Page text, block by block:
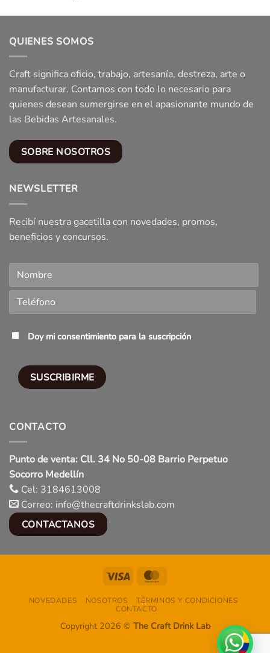
QUIENES SOMOS
Craft significa oficio, trabajo, artesanía, destreza, arte o
manufacturar. Contamos con todo lo necesario para
quienes desean sumergirse en el apasionante mundo de
las Bebidas Artesanales.
SOBRE NOSOTROS
NEWSLETTER
Recibí nuestra gacetilla con novedades, promos,
beneficios y concursos.
Doy mi consentimiento para la suscripción
CONTACTO
Punto de venta: Cll. 34 No 50-08 Barrio Perpetuo
Socorro Medellín
Cel: 3184613008
Correo: info@thecraftdrinkslab.com
CONTACTANOS
Visa
NOVEDADES NOSOTROS
TÉRMINOS Y CONDICIONES
CONTACTO
Copyright 2026 © The Craft Drink Lab